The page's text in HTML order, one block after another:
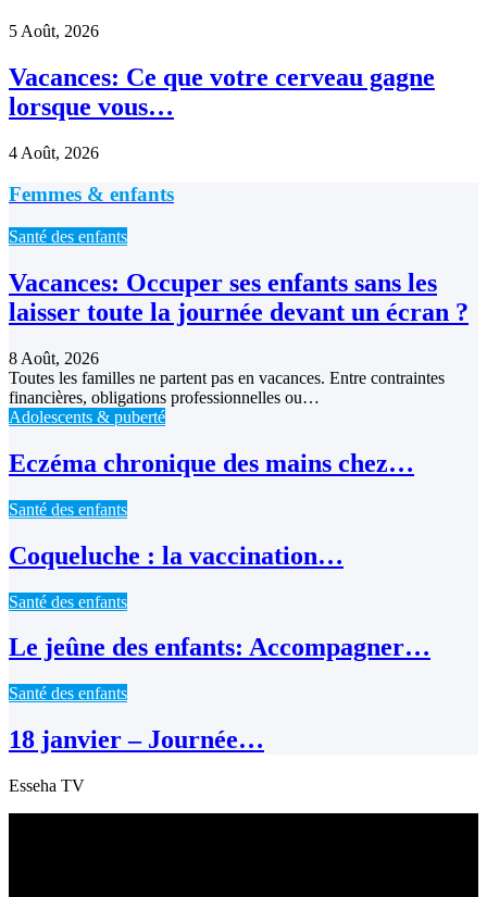
5 Août, 2026
Vacances: Ce que votre cerveau gagne
lorsque vous…
4 Août, 2026
Femmes & enfants
Santé des enfants
Vacances: Occuper ses enfants sans les
laisser toute la journée devant un écran ?
8 Août, 2026
Toutes les familles ne partent pas en vacances. Entre contraintes
financières, obligations professionnelles ou…
Adolescents & puberté
Eczéma chronique des mains chez…
Santé des enfants
Coqueluche : la vaccination…
Santé des enfants
Le jeûne des enfants: Accompagner…
Santé des enfants
18 janvier – Journée…
Esseha TV